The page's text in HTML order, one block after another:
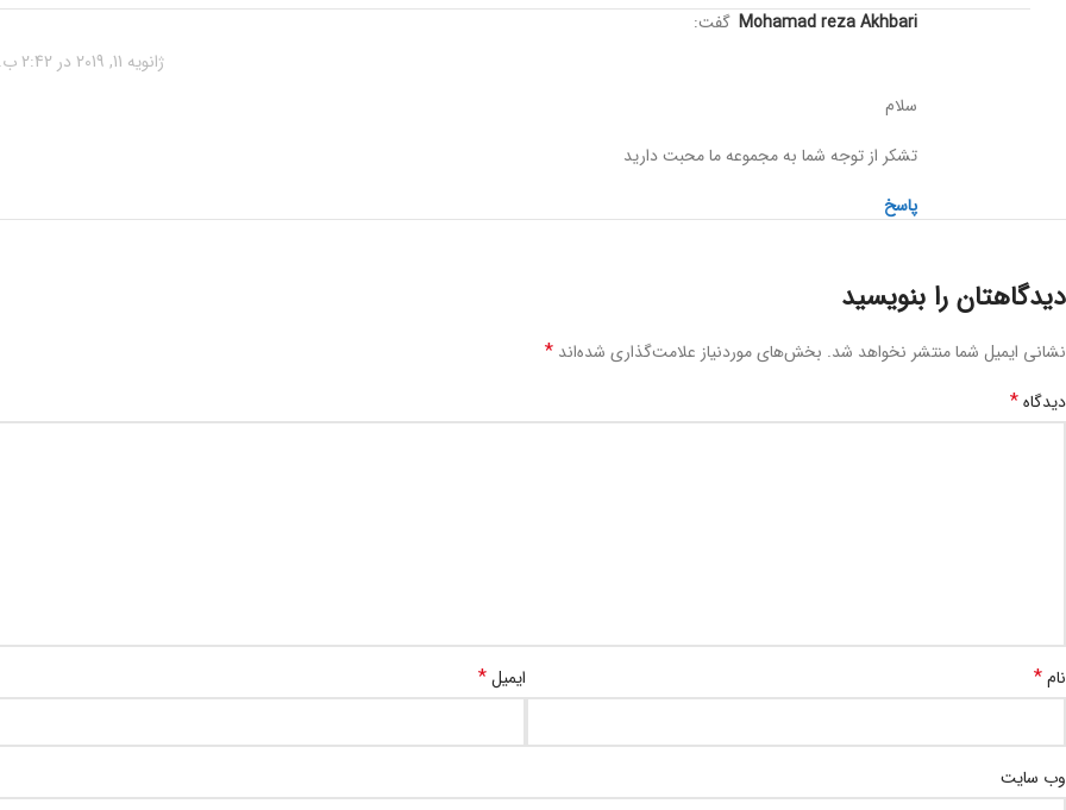
Mohamad reza Akhbari
گفت:
ژانویه 11, 2019 در 2:42 ب.ظ
سلام
تشکر از توجه شما به مجموعه ما محبت دارید
پاسخ
دیدگاهتان را بنویسید
نشانی ایمیل شما منتشر نخواهد شد. بخش‌های موردنیاز علامت‌گذاری شده‌اند *
دیدگاه*
نام* ایمیل*
وب‌ سایت